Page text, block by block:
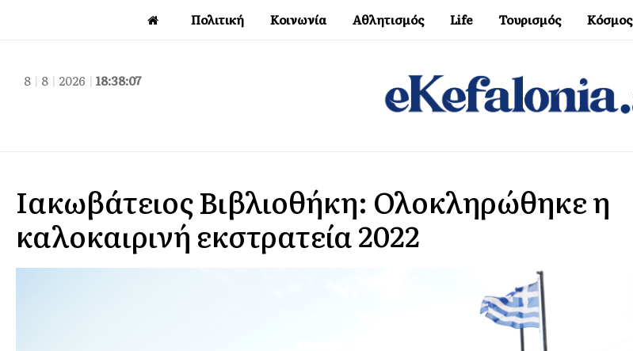
Πολιτική Κοινωνία Αθλητισμός Life Τουρισμός Κόσμος
8 | 8 | 2026 | 18:38:07
Ιακωβάτειος Βιβλιοθήκη: Ολοκληρώθηκε η
καλοκαιρινή εκστρατεία 2022